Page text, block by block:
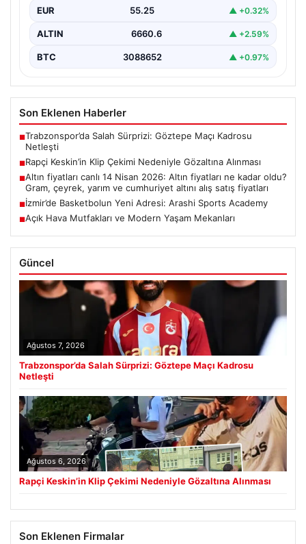
EUR 55.25 ▲ +0.32%
ALTIN 6660.6 ▲ +2.59%
BTC 3088652 ▲ +0.97%
Son Eklenen Haberler
■Trabzonspor’da Salah Sürprizi: Göztepe Maçı Kadrosu
Netleşti
■Rapçi Keskin’in Klip Çekimi Nedeniyle Gözaltına Alınması
■Altın fiyatları canlı 14 Nisan 2026: Altın fiyatları ne kadar oldu?
Gram, çeyrek, yarım ve cumhuriyet altını alış satış fiyatları
■İzmir’de Basketbolun Yeni Adresi: Arashi Sports Academy
■Açık Hava Mutfakları ve Modern Yaşam Mekanları
Güncel
Ağustos 7, 2026
Trabzonspor’da Salah Sürprizi: Göztepe Maçı Kadrosu
Netleşti
Ağustos 6, 2026
Rapçi Keskin’in Klip Çekimi Nedeniyle Gözaltına Alınması
Son Eklenen Firmalar